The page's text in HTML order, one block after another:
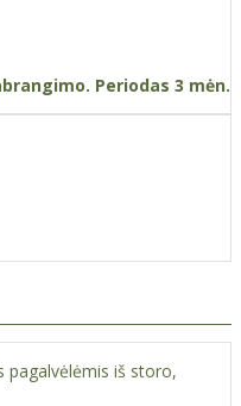
Periodas 3 mėn.
pagalvėlėmis iš storo,